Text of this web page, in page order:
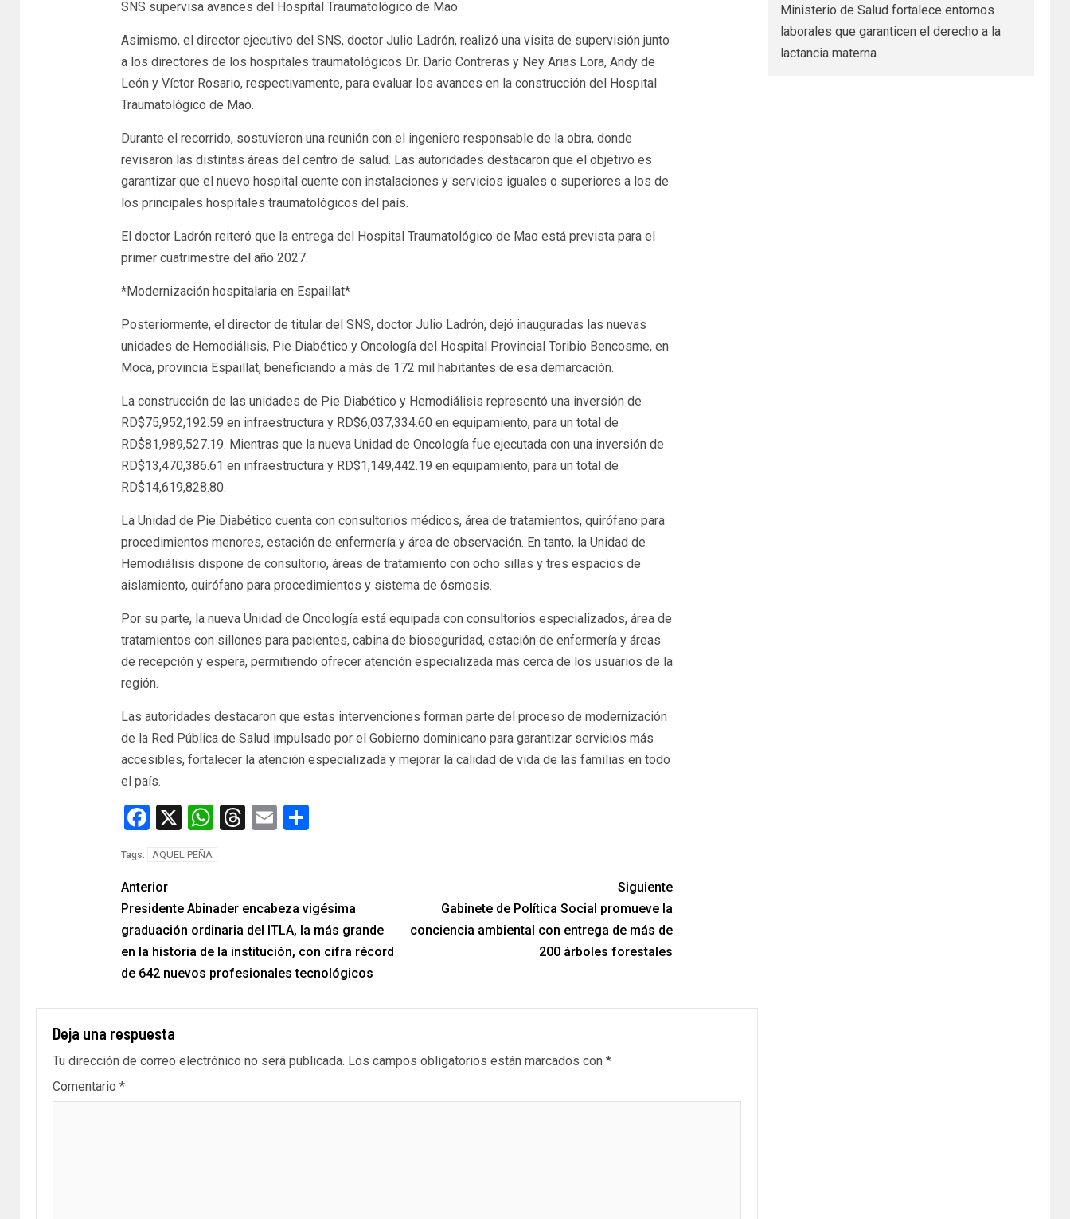
SNS supervisa avances del Hospital Traumatológico de Mao
Asimismo, el director ejecutivo del SNS, doctor Julio Ladrón, realizó una visita de supervisión junto
a los directores de los hospitales traumatológicos Dr. Darío Contreras y Ney Arias Lora, Andy de
León y Víctor Rosario, respectivamente, para evaluar los avances en la construcción del Hospital
Traumatológico de Mao.
Durante el recorrido, sostuvieron una reunión con el ingeniero responsable de la obra, donde
revisaron las distintas áreas del centro de salud. Las autoridades destacaron que el objetivo es
garantizar que el nuevo hospital cuente con instalaciones y servicios iguales o superiores a los de
los principales hospitales traumatológicos del país.
El doctor Ladrón reiteró que la entrega del Hospital Traumatológico de Mao está prevista para el
primer cuatrimestre del año 2027.
*Modernización hospitalaria en Espaillat*
Posteriormente, el director de titular del SNS, doctor Julio Ladrón, dejó inauguradas las nuevas
unidades de Hemodiálisis, Pie Diabético y Oncología del Hospital Provincial Toribio Bencosme, en
Moca, provincia Espaillat, beneficiando a más de 172 mil habitantes de esa demarcación.
La construcción de las unidades de Pie Diabético y Hemodiálisis representó una inversión de
RD$75,952,192.59 en infraestructura y RD$6,037,334.60 en equipamiento, para un total de
RD$81,989,527.19. Mientras que la nueva Unidad de Oncología fue ejecutada con una inversión de
RD$13,470,386.61 en infraestructura y RD$1,149,442.19 en equipamiento, para un total de
RD$14,619,828.80.
La Unidad de Pie Diabético cuenta con consultorios médicos, área de tratamientos, quirófano para
procedimientos menores, estación de enfermería y área de observación. En tanto, la Unidad de
Hemodiálisis dispone de consultorio, áreas de tratamiento con ocho sillas y tres espacios de
aislamiento, quirófano para procedimientos y sistema de ósmosis.
Por su parte, la nueva Unidad de Oncología está equipada con consultorios especializados, área de
tratamientos con sillones para pacientes, cabina de bioseguridad, estación de enfermería y áreas
de recepción y espera, permitiendo ofrecer atención especializada más cerca de los usuarios de la
región.
Las autoridades destacaron que estas intervenciones forman parte del proceso de modernización
de la Red Pública de Salud impulsado por el Gobierno dominicano para garantizar servicios más
accesibles, fortalecer la atención especializada y mejorar la calidad de vida de las familias en todo
el país.
Facebook
X WhatsApp
Threads
EmailCompartir
Tags: AQUEL PEÑA
Anterior
Presidente Abinader encabeza vigésima
graduación ordinaria del ITLA, la más grande
en la historia de la institución, con cifra récord
de 642 nuevos profesionales tecnológicos
Siguiente
Gabinete de Política Social promueve la
conciencia ambiental con entrega de más de
200 árboles forestales
Deja una respuesta
Tu dirección de correo electrónico no será publicada. Los campos obligatorios están marcados con *
Comentario *
Ministerio de Salud fortalece entornos
laborales que garanticen el derecho a la
lactancia materna